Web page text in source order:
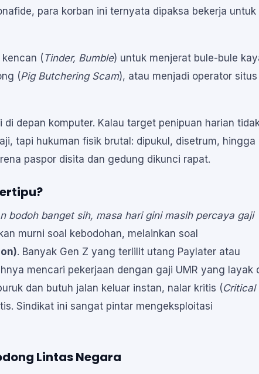
para korban ini ternyata dipaksa bekerja untuk
( Tinder, Bumble) untuk menjerat bule-bule
(Pig Butchering Scam), atau menjadi operator situs
depan komputer. Kalau target penipuan harian
tapi hukuman fisik brutal: dipukul, disetrum, hingga
paspor disita dan gedung dikunci rapat.
bodoh banget sih, masa hari gini masih percaya gaji
murni soal kebodohan, melainkan soal
. Banyak Gen Z yang terlilit utang Paylater atau
mencari pekerjaan dengan gaji UMR yang layak
dan butuh jalan keluar instan, nalar kritis (Critical
Sindikat ini sangat pintar mengeksploitasi
Lintas Negara